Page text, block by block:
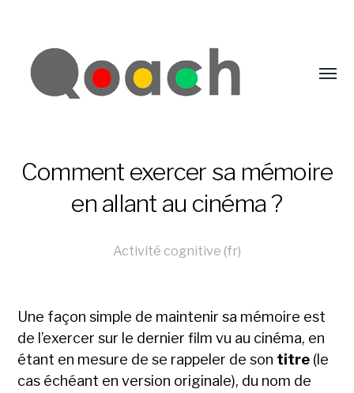
Comment exercer sa mémoire
en allant au cinéma ?
Activité cognitive (fr)
Une façon simple de maintenir sa mémoire est
de l’exercer sur le dernier film vu au cinéma, en
étant en mesure de se rappeler de son titre (le
cas échéant en version originale), du nom de